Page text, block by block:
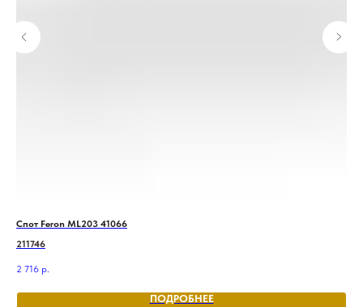
Спот Feron ML203 41066
211746
2 716 р.
ПОДРОБНЕЕ